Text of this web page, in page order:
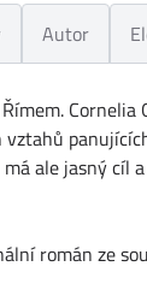
Autor
ale jasný cíl
román ze